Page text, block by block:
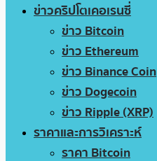
ข่าวคริปโตเคอเรนซี่
ข่าว Bitcoin
ข่าว Ethereum
ข่าว Binance Coin
ข่าว Dogecoin
ข่าว Ripple (XRP)
ราคาและการวิเคราะห์
ราคา Bitcoin